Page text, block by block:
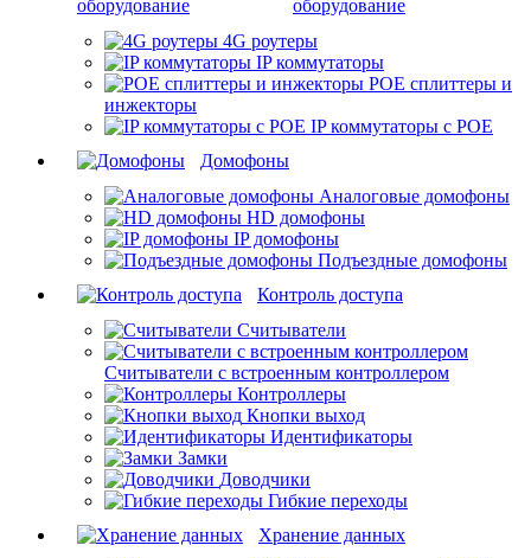
оборудование
4G роутеры
IP коммутаторы
POE сплиттеры и
инжекторы
IP коммутаторы с POE
Домофоны
Аналоговые домофоны
HD домофоны
IP домофоны
Подъездные домофоны
Контроль доступа
Считыватели
Считыватели с встроенным контроллером
Контроллеры
Кнопки выход
Идентификаторы
Замки
Доводчики
Гибкие переходы
Хранение данных